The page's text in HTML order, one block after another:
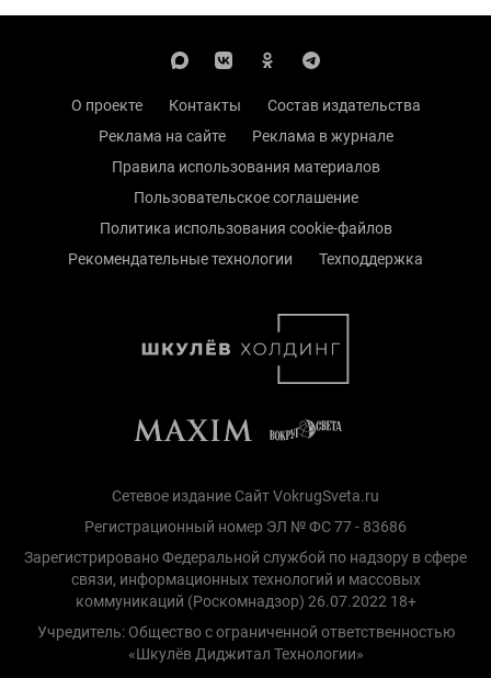
О проекте Контакты
Состав издательства
Реклама на сайте
Реклама в журнале
Правила использования материалов
Пользовательское соглашение
Политика использования cookie-файлов
Рекомендательные технологии
Техподдержка
Сетевое издание Сайт VokrugSveta.ru
Регистрационный номер ЭЛ № ФС 77 - 83686
Зарегистрировано Федеральной службой по надзору в сфере
связи, информационных технологий и массовых
коммуникаций (Роскомнадзор) 26.07.2022 18+
Учредитель: Общество с ограниченной ответственностью
«Шкулёв Диджитал Технологии»